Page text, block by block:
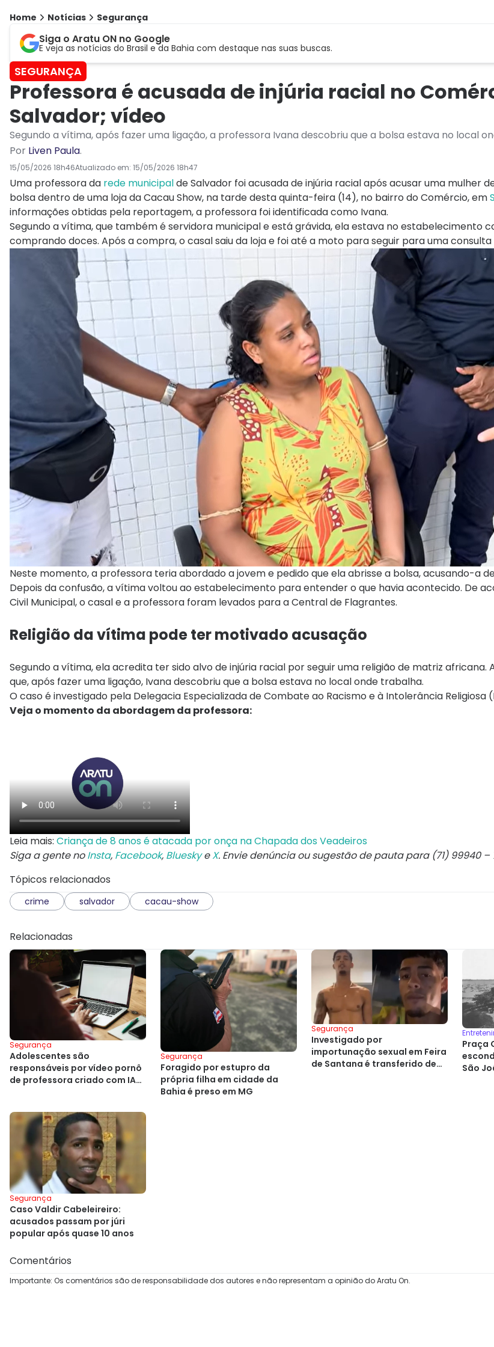
Home Notícias Segurança
Siga o Aratu ON no Google
E veja as notícias do Brasil e da Bahia com destaque nas suas buscas.
SEGURANÇA
Professora é acusada de injúria racial no
Salvador; vídeo
Segundo a vítima, após fazer uma ligação, a professora Ivana descobriu que a bolsa estava no local
Por Liven Paula.
15/05/2026 18h46Atualizado em: 15/05/2026 18h47
Uma professora da rede municipalde Salvador foi acusada de injúria racial após acusar uma mulher
bolsa dentro de uma loja da Cacau Show, na tarde desta quinta-feira (14), no bairro do Comércio, em
informações obtidas pela reportagem, a professora foi identificada como Ivana.
Segundo a vítima, que também é servidora municipal e está grávida, ela estava no estabelecimento
comprando doces. Após a compra, o casal saiu da loja e foi até a moto para seguir para uma
Neste momento, a professora teria abordado a jovem e pedido que ela abrisse a bolsa, acusando-a
Depois da confusão, a vítima voltou ao estabelecimento para entender o que havia acontecido. De
Civil Municipal, o casal e a professora foram levados para a Central de Flagrantes.
Religião da vítima pode ter motivado acusação
Segundo a vítima, ela acredita ter sido alvo de injúria racial por seguir uma religião de matriz africana.
que, após fazer uma ligação, Ivana descobriu que a bolsa estava no local onde trabalha.
O caso é investigado pela Delegacia Especializada de Combate ao Racismo e à Intolerância Religiosa
Veja o momento da abordagem da professora:
Leia mais: Criança de 8 anos é atacada por onça na Chapada dos Veadeiros
Siga a gente noInsta, Facebook, BlueskyeX. Envie denúncia ou sugestão de pauta para (71) 99940 –
Tópicos relacionados
crime salvador cacau-show
Relacionadas
Segurança
Adolescentes são
responsáveis por vídeo pornô
de professora criado com IA
Segurança
Foragido por estupro da
própria filha em cidade da
Bahia é preso em MG
Segurança
Investigado por
importunação sexual em Feira
de Santana é transferido de
Praça
São
Segurança
Caso Valdir Cabeleireiro:
acusados passam por júri
popular após quase 10 anos
Comentários
Importante: Os comentários são de responsabilidade dos autores e não representam a opinião do Aratu On.